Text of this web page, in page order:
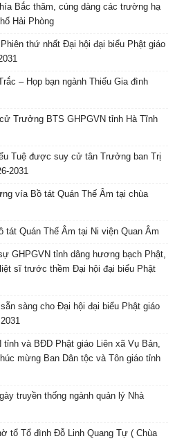
Bắc thăm, cúng dàng các trường hạ
Hải Phòng
thứ nhất Đại hội đại biểu Phật giáo
– Họp bạn ngành Thiếu Gia đình
Trưởng BTS GHPGVN tỉnh Hà Tĩnh
Tuệ được suy cử tân Trưởng ban Trị
2031
vía Bồ tát Quán Thế Âm tại chùa
tát Quán Thế Âm tại Ni viện Quan Âm
GHPGVN tỉnh dâng hương bạch Phật,
sĩ trước thềm Đại hội đại biểu Phật
sàng cho Đại hội đại biểu Phật giáo
và BĐD Phật giáo Liên xã Vụ Bản,
mừng Ban Dân tộc và Tôn giáo tỉnh
truyền thống ngành quản lý Nhà
tổ Tổ đình Đỗ Linh Quang Tự ( Chùa